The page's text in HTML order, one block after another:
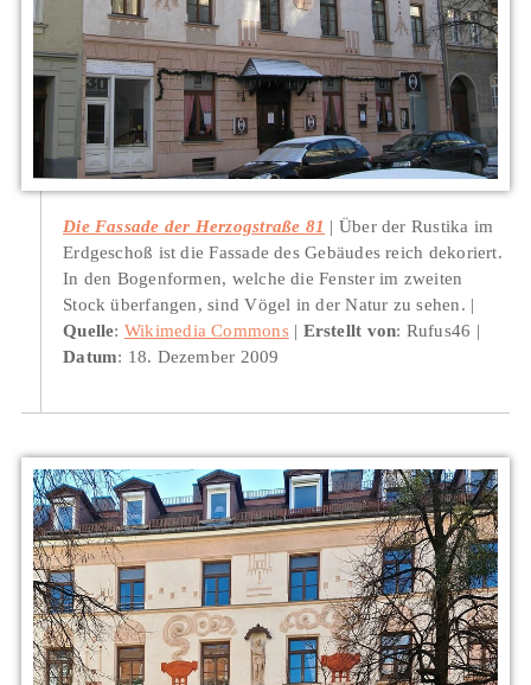
Die Fassade der Herzogstraße 81
Über der Rustika im
Erdgeschoß ist die Fassade des Gebäudes reich dekoriert.
In den Bogenformen, welche die Fenster im zweiten
Stock überfangen, sind Vögel in der Natur zu sehen.
Quelle: Wikimedia Commons Erstellt von: Rufus46
Datum: 18. Dezember 2009